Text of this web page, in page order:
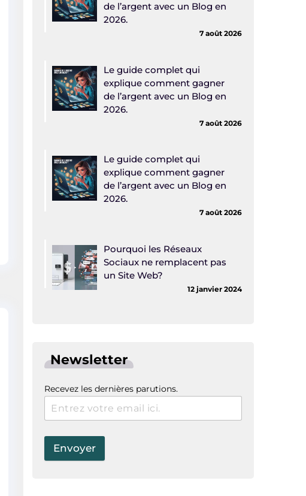
de l’argent avec un Blog en
2026.
7 août 2026
Le guide complet qui
explique comment gagner
de l’argent avec un Blog en
2026.
7 août 2026
Le guide complet qui
explique comment gagner
de l’argent avec un Blog en
2026.
7 août 2026
Pourquoi les Réseaux
Sociaux ne remplacent pas
un Site Web?
12 janvier 2024
Newsletter
Recevez les dernières parutions.